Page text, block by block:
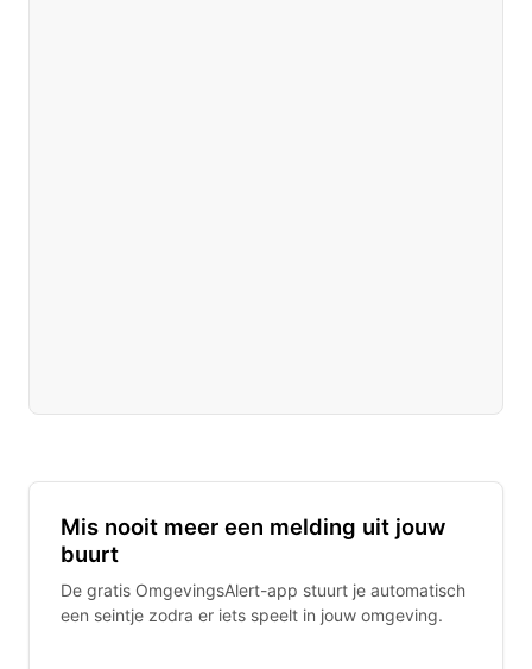
Mis nooit meer een melding uit jouw
buurt
De gratis OmgevingsAlert-app stuurt je automatisch
een seintje zodra er iets speelt in jouw omgeving.